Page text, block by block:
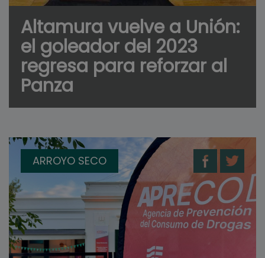
Altamura vuelve a Unión:
el goleador del 2023
regresa para reforzar al
Panza
ARROYO SECO